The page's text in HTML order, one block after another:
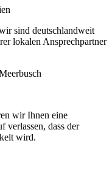
sind deutschlandweit
lokalen Ansprechpartner
wir Ihnen eine
verlassen, dass der
wird.